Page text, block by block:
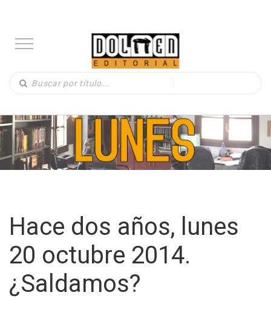
Hace dos años, lunes
20 octubre 2014.
¿Saldamos?